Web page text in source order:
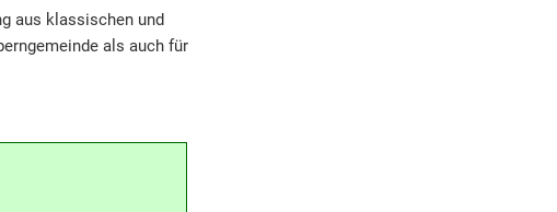
aus klassischen und
als auch für